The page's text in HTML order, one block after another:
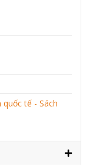
tế - Sách